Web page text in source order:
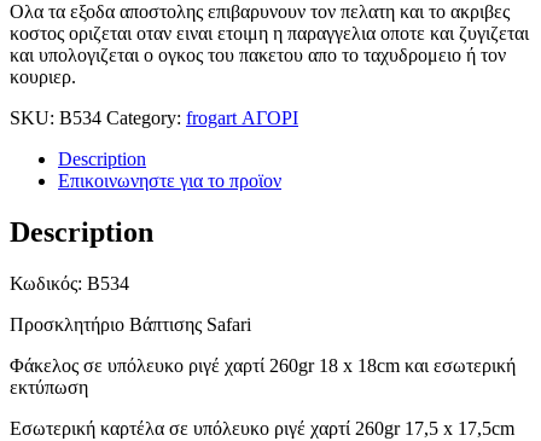
Ολα τα εξοδα αποστολης επιβαρυνουν τον πελατη και το ακριβες
κοστος οριζεται οταν ειναι ετοιμη η παραγγελια οποτε και ζυγιζεται
και υπολογιζεται ο ογκος του πακετου απο το ταχυδρομειο ή τον
κουριερ.
SKU: B534 Category: frogart ΑΓΟΡΙ
Description
Επικοινωνηστε για το προϊoν
Description
Κωδικός: B534
Προσκλητήριο Βάπτισης Safari
Φάκελος σε υπόλευκο ριγέ χαρτί 260gr 18 x 18cm και εσωτερική
εκτύπωση
Εσωτερική καρτέλα σε υπόλευκο ριγέ χαρτί 260gr 17,5 x 17,5cm